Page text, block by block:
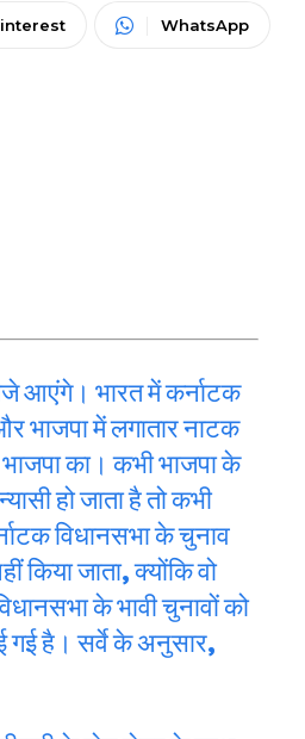
WhatsApp
आएंगे। भारत में कर्नाटक
भाजपा में लगातार नाटक
का। कभी भाजपा के
हो जाता है तो कभी
विधानसभा के चुनाव
किया जाता, क्योंकि वो
के भावी चुनावों को
गई है। सर्वे के अनुसार,